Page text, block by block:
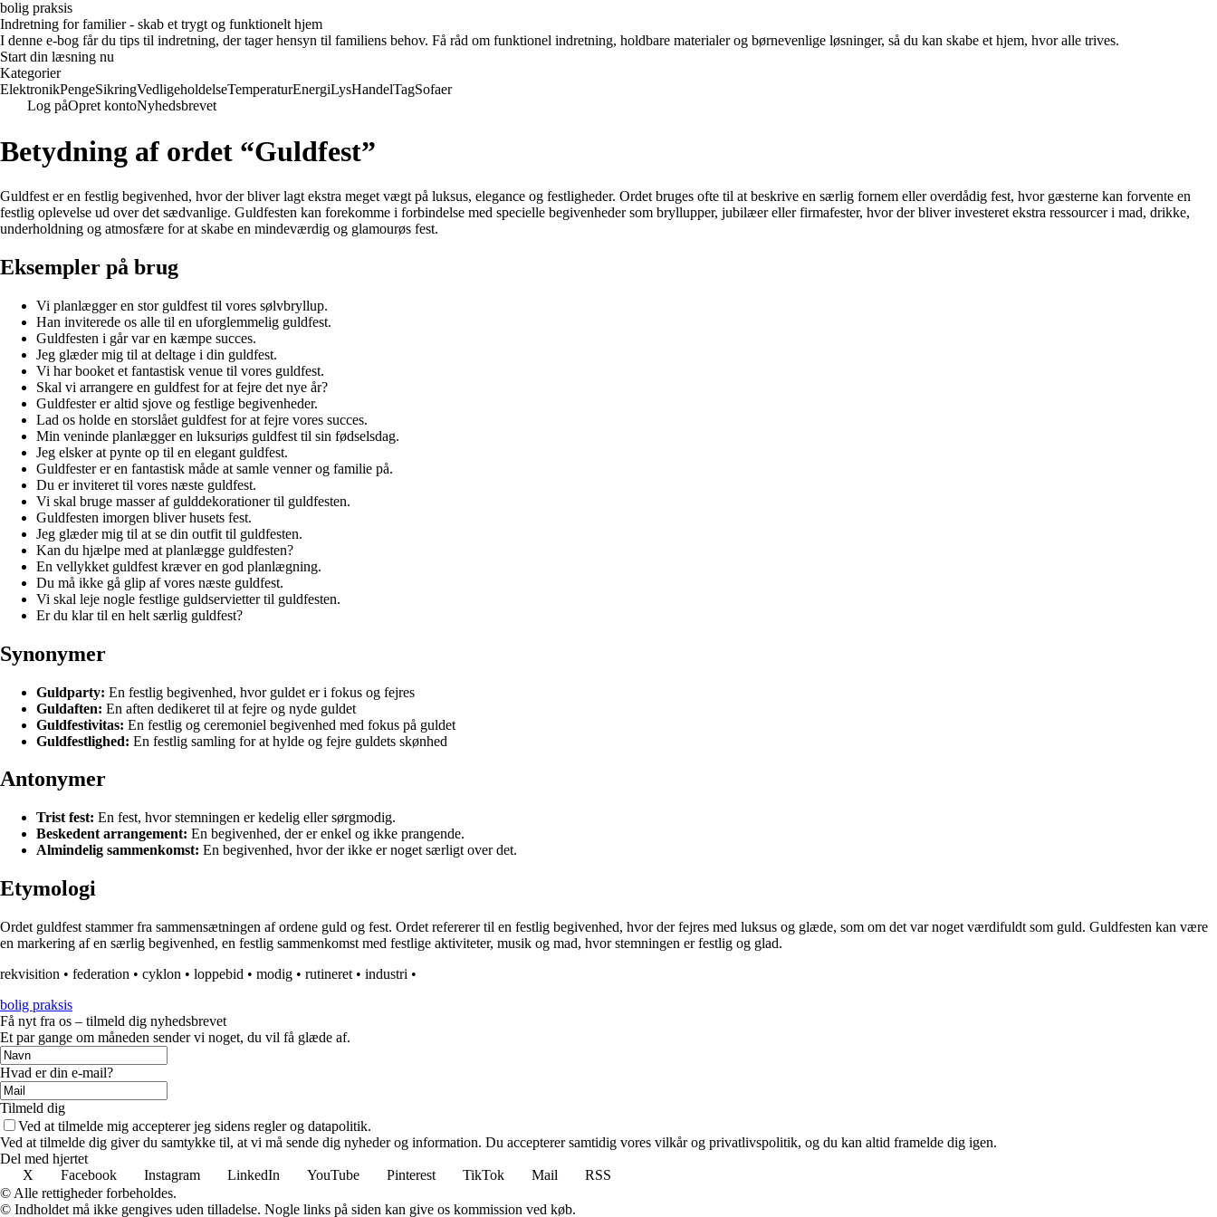
bolig praksis
Indretning for familier - skab et trygt og funktionelt hjem
I denne e-bog får du tips til indretning, der tager hensyn til familiens behov. Få råd om funktionel indretning, holdbare materialer og børnevenlige løsninger, så du kan skabe et hjem, hvor alle trives.
Start din læsning nu
Kategorier
ElektronikPengeSikringVedligeholdelseTemperaturEnergiLysHandelTagSofaer
Log påOpret kontoNyhedsbrevet
Betydning af ordet “Guldfest”
Guldfest er en festlig begivenhed, hvor der bliver lagt ekstra meget vægt på luksus, elegance og festligheder. Ordet bruges ofte til at beskrive en særlig fornem eller overdådig fest, hvor gæsterne kan forvente en
festlig oplevelse ud over det sædvanlige. Guldfesten kan forekomme i forbindelse med specielle begivenheder som bryllupper, jubilæer eller firmafester, hvor der bliver investeret ekstra ressourcer i mad, drikke,
underholdning og atmosfære for at skabe en mindeværdig og glamourøs fest.
Eksempler på brug
Vi planlægger en stor guldfest til vores sølvbryllup.
Han inviterede os alle til en uforglemmelig guldfest.
Guldfesten i går var en kæmpe succes.
Jeg glæder mig til at deltage i din guldfest.
Vi har booket et fantastisk venue til vores guldfest.
Skal vi arrangere en guldfest for at fejre det nye år?
Guldfester er altid sjove og festlige begivenheder.
Lad os holde en storslået guldfest for at fejre vores succes.
Min veninde planlægger en luksuriøs guldfest til sin fødselsdag.
Jeg elsker at pynte op til en elegant guldfest.
Guldfester er en fantastisk måde at samle venner og familie på.
Du er inviteret til vores næste guldfest.
Vi skal bruge masser af gulddekorationer til guldfesten.
Guldfesten imorgen bliver husets fest.
Jeg glæder mig til at se din outfit til guldfesten.
Kan du hjælpe med at planlægge guldfesten?
En vellykket guldfest kræver en god planlægning.
Du må ikke gå glip af vores næste guldfest.
Vi skal leje nogle festlige guldservietter til guldfesten.
Er du klar til en helt særlig guldfest?
Synonymer
Guldparty: En festlig begivenhed, hvor guldet er i fokus og fejres
Guldaften: En aften dedikeret til at fejre og nyde guldet
Guldfestivitas: En festlig og ceremoniel begivenhed med fokus på guldet
Guldfestlighed: En festlig samling for at hylde og fejre guldets skønhed
Antonymer
Trist fest: En fest, hvor stemningen er kedelig eller sørgmodig.
Beskedent arrangement: En begivenhed, der er enkel og ikke prangende.
Almindelig sammenkomst: En begivenhed, hvor der ikke er noget særligt over det.
Etymologi
Ordet guldfest stammer fra sammensætningen af ordene guld og fest. Ordet refererer til en festlig begivenhed, hvor der fejres med luksus og glæde, som om det var noget værdifuldt som guld. Guldfesten kan være
en markering af en særlig begivenhed, en festlig sammenkomst med festlige aktiviteter, musik og mad, hvor stemningen er festlig og glad.
rekvisition • federation • cyklon • loppebid • modig • rutineret • industri •
bolig praksis
Få nyt fra os – tilmeld dig nyhedsbrevet
Et par gange om måneden sender vi noget, du vil få glæde af.
Hvad er din e-mail?
Tilmeld dig
Ved at tilmelde mig accepterer jeg sidens regler og datapolitik.
Ved at tilmelde dig giver du samtykke til, at vi må sende dig nyheder og information. Du accepterer samtidig vores vilkår og privatlivspolitik, og du kan altid framelde dig igen.
Del med hjertet
X
Facebook Instagram LinkedIn YouTube Pinterest TikTok Mail
RSS
© Alle rettigheder forbeholdes.
© Indholdet må ikke gengives uden tilladelse. Nogle links på siden kan give os kommission ved køb.